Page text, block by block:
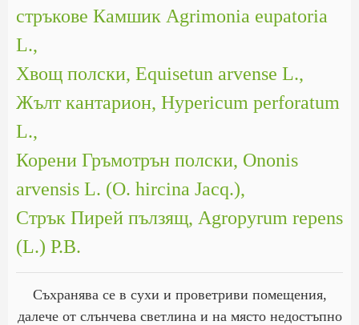
стръкове Камшик Agrimonia eupatoria
L.,
Хвощ полски, Equisetun arvense L.,
Жълт кантарион, Hypericum perforatum
L.,
Корени Гръмотрън полски, Ononis
arvensis L. (O. hircina Jacq.),
Стрък Пирей пълзящ, Agropyrum repens
(L.) P.B.
Съхранява се в сухи и проветриви помещения,
далече от слънчева светлина и на място недостъпно